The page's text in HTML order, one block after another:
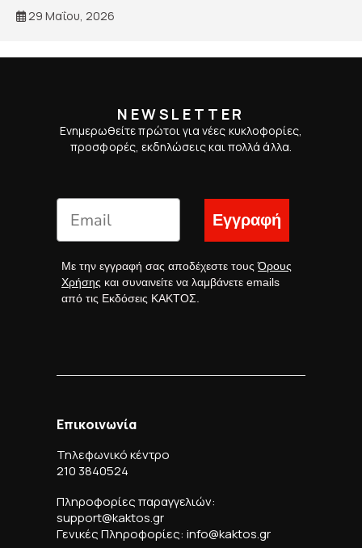
29 Μαΐου, 2026
NEWSLETTER
Ενημερωθείτε πρώτοι για νέες κυκλοφορίες,
προσφορές, εκδηλώσεις και πολλά άλλα.
Εγγραφή
Με την εγγραφή σας αποδέχεστε τουςΌρους
Χρήσης και συναινείτε να λαμβάνετε emails
από τις Εκδόσεις ΚΑΚΤΟΣ.
Επικοινωνία
Τηλεφωνικό κέντρο
210 3840524
Πληροφορίες παραγγελιών:
support@kaktos.gr
Γενικές Πληροφορίες: info@kaktos.gr